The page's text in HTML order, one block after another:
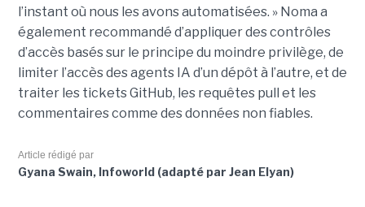
l’instant où nous les avons automatisées. » Noma a
également recommandé d’appliquer des contrôles
d’accès basés sur le principe du moindre privilège, de
limiter l’accès des agents IA d’un dépôt à l’autre, et de
traiter les tickets GitHub, les requêtes pull et les
commentaires comme des données non fiables.
Article rédigé par
Gyana Swain, Infoworld (adapté par Jean Elyan)